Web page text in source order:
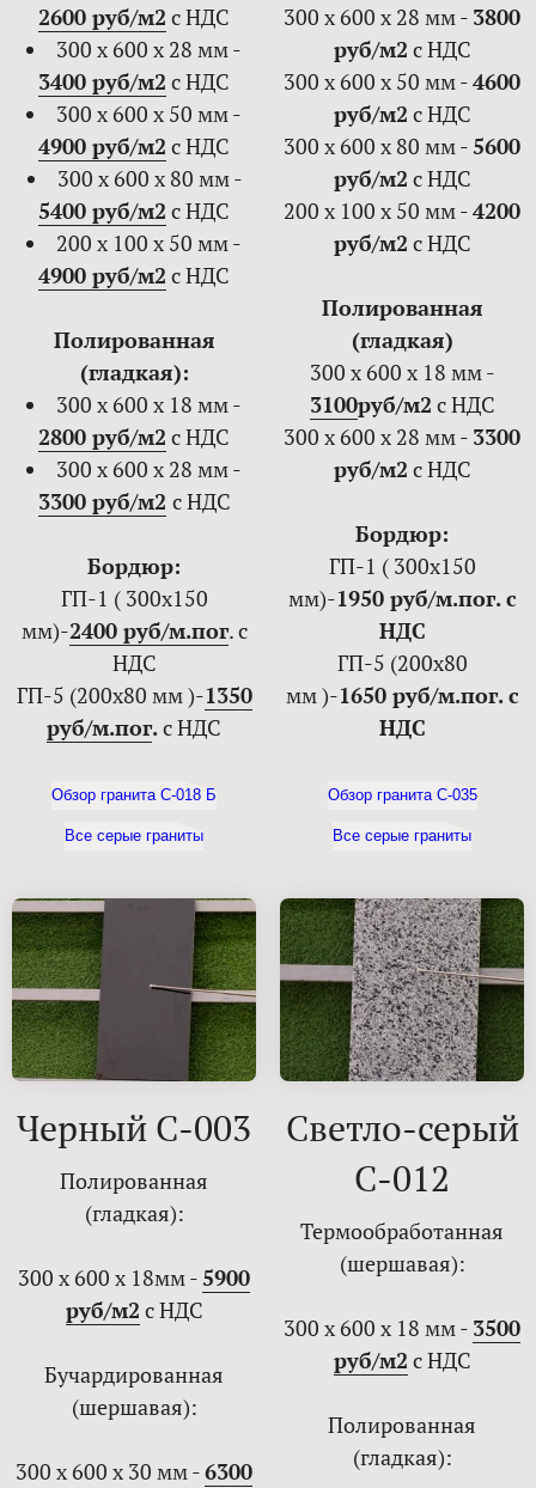
2600 руб/м2 с НДС
300 х 600 х 28 мм -
3400 руб/м2 с НДС
300 х 600 х 50 мм -
4900 руб/м2 с НДС
300 х 600 х 80 мм -
5400 руб/м2 с НДС
200 х 100 х 50 мм -
4900 руб/м2 с НДС
Полированная
(гладкая):
300 х 600 х 18 мм -
2800 руб/м2 с НДС
300 х 600 х 28 мм -
3300 руб/м2 с НДС
Бордюр:
ГП-1 ( 300х150
мм)-2400 руб/м.пог. с
НДС
ГП-5 (200х80 мм )-1350
руб/м.пог.с НДС
Обзор гранита С-018 Б
Все серые граниты
300 х 600 х 28 мм - 3800
руб/м2 с НДС
300 х 600 х 50 мм -4600
руб/м2 с НДС
300 х 600 х 80 мм -5600
руб/м2 с НДС
200 х 100 х 50 мм -4200
руб/м2 с НДС
Полированная
(гладкая)
300 х 600 х 18 мм -
3100руб/м2 с НДС
300 х 600 х 28 мм - 3300
руб/м2 с НДС
Бордюр:
ГП-1 ( 300х150
мм)-1950 руб/м.пог. с
НДС
ГП-5 (200х80
мм )-1650 руб/м.пог. с
НДС
Обзор гранита С-035
Все серые граниты
Черный С-003
Полированная
(гладкая):
300 х 600 х 18мм -5900
руб/м2 с НДС
Бучардированная
(шершавая):
300 х 600 х 30 мм -6300
Светло-серый
С-012
Термообработанная
(шершавая):
300 х 600 х 18 мм - 3500
руб/м2 с НДС
Полированная
(гладкая):